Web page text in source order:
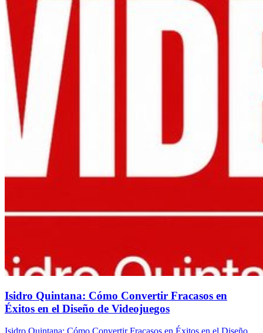
Isidro Quintana: Cómo Convertir Fracasos en
Éxitos en el Diseño de Videojuegos